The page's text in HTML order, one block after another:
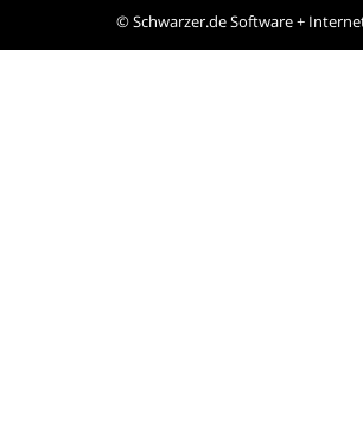
©Schwarzer.de Software +